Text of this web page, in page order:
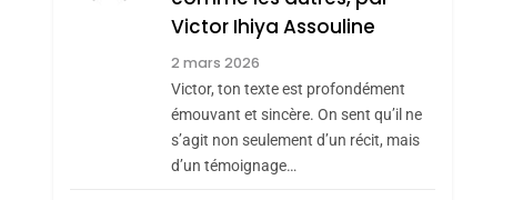
JUDAÏTE Par Thérèse
Zrihen-Dvir
CE QUI NOUS
MANQUE – Jacques
Hadida
JUDAISME
Maroc : Les Amandes
De Tafraout, Le Miel
Victor Ihiya Assouline
2 mars 2026
Victor, ton texte est profondément
émouvant et sincère. On sent qu’il ne
s’agit non seulement d’un récit, mais
d’un témoignage…